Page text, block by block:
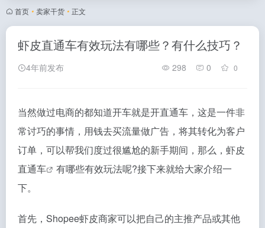
首页 • 卖家干货 • 正文
虾皮直通车有效玩法有哪些？有什么技巧？
4年前发布 298 0 0
当然做过电商的都知道开车就是开直通车，这是一件非
常讨巧的事情，用钱去买流量做广告，将其转化为客户
订单，可以帮我们度过很尴尬的新手期间，那么， 虾皮
直通车
有哪些有效玩法呢?接下来就给大家介绍一
下。
首先，Shopee虾皮商家可以把自己的主推产品或其他